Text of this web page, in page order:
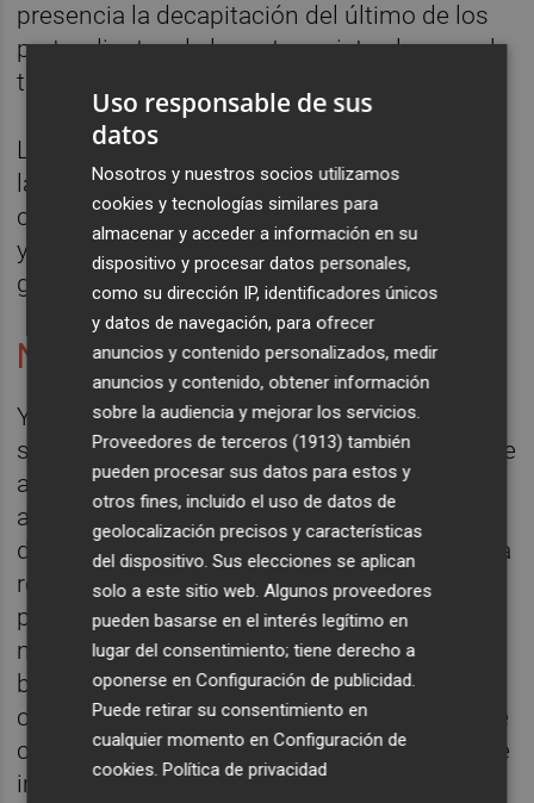
presencia la decapitación del último de los
pretendientes de la protagonista al sonar el
tercer gong.
La Orquestra de la Comunitat Valenciana es
la encargada de acercar a Les Arts a China
con la interpretación de melodías orientales
y del uso de instrumentos como el arpa, el
gong o el xilófono.
Nessum dorma
Ya en el segundo acto Turandot rompe su
silencio y desciende de su nave para dirigirse
al pueblo y explicar el martirio sufrido por su
antepasada Lou-Ling y por el que se protege
del matrimonio. Sin embargo, Calaf accede a
resolver los tres enigmas impuestos por la
princesa y va ascendiendo en el podio a
medida que los va resolviendo, todo ello,
bajo la atenta mirada de un pueblo que
celebra cada logro y de la princesa que sufre
cada uno de ellos y que, tras ser resueltos, le
implora al emperador que la deje vivir en
Uso responsable de sus
datos
Nosotros y nuestros socios utilizamos
cookies y tecnologías similares para
almacenar y acceder a información en su
dispositivo y procesar datos personales,
como su dirección IP, identificadores únicos
y datos de navegación, para ofrecer
anuncios y contenido personalizados, medir
anuncios y contenido, obtener información
sobre la audiencia y mejorar los servicios.
Proveedores de terceros (1913) también
pueden procesar sus datos para estos y
otros fines, incluido el uso de datos de
geolocalización precisos y características
del dispositivo. Sus elecciones se aplican
solo a este sitio web. Algunos proveedores
pueden basarse en el interés legítimo en
lugar del consentimiento; tiene derecho a
oponerse enConfiguración de publicidad.
Puede retirar su consentimiento en
cualquier momento enConfiguración de
cookies.Política de privacidad